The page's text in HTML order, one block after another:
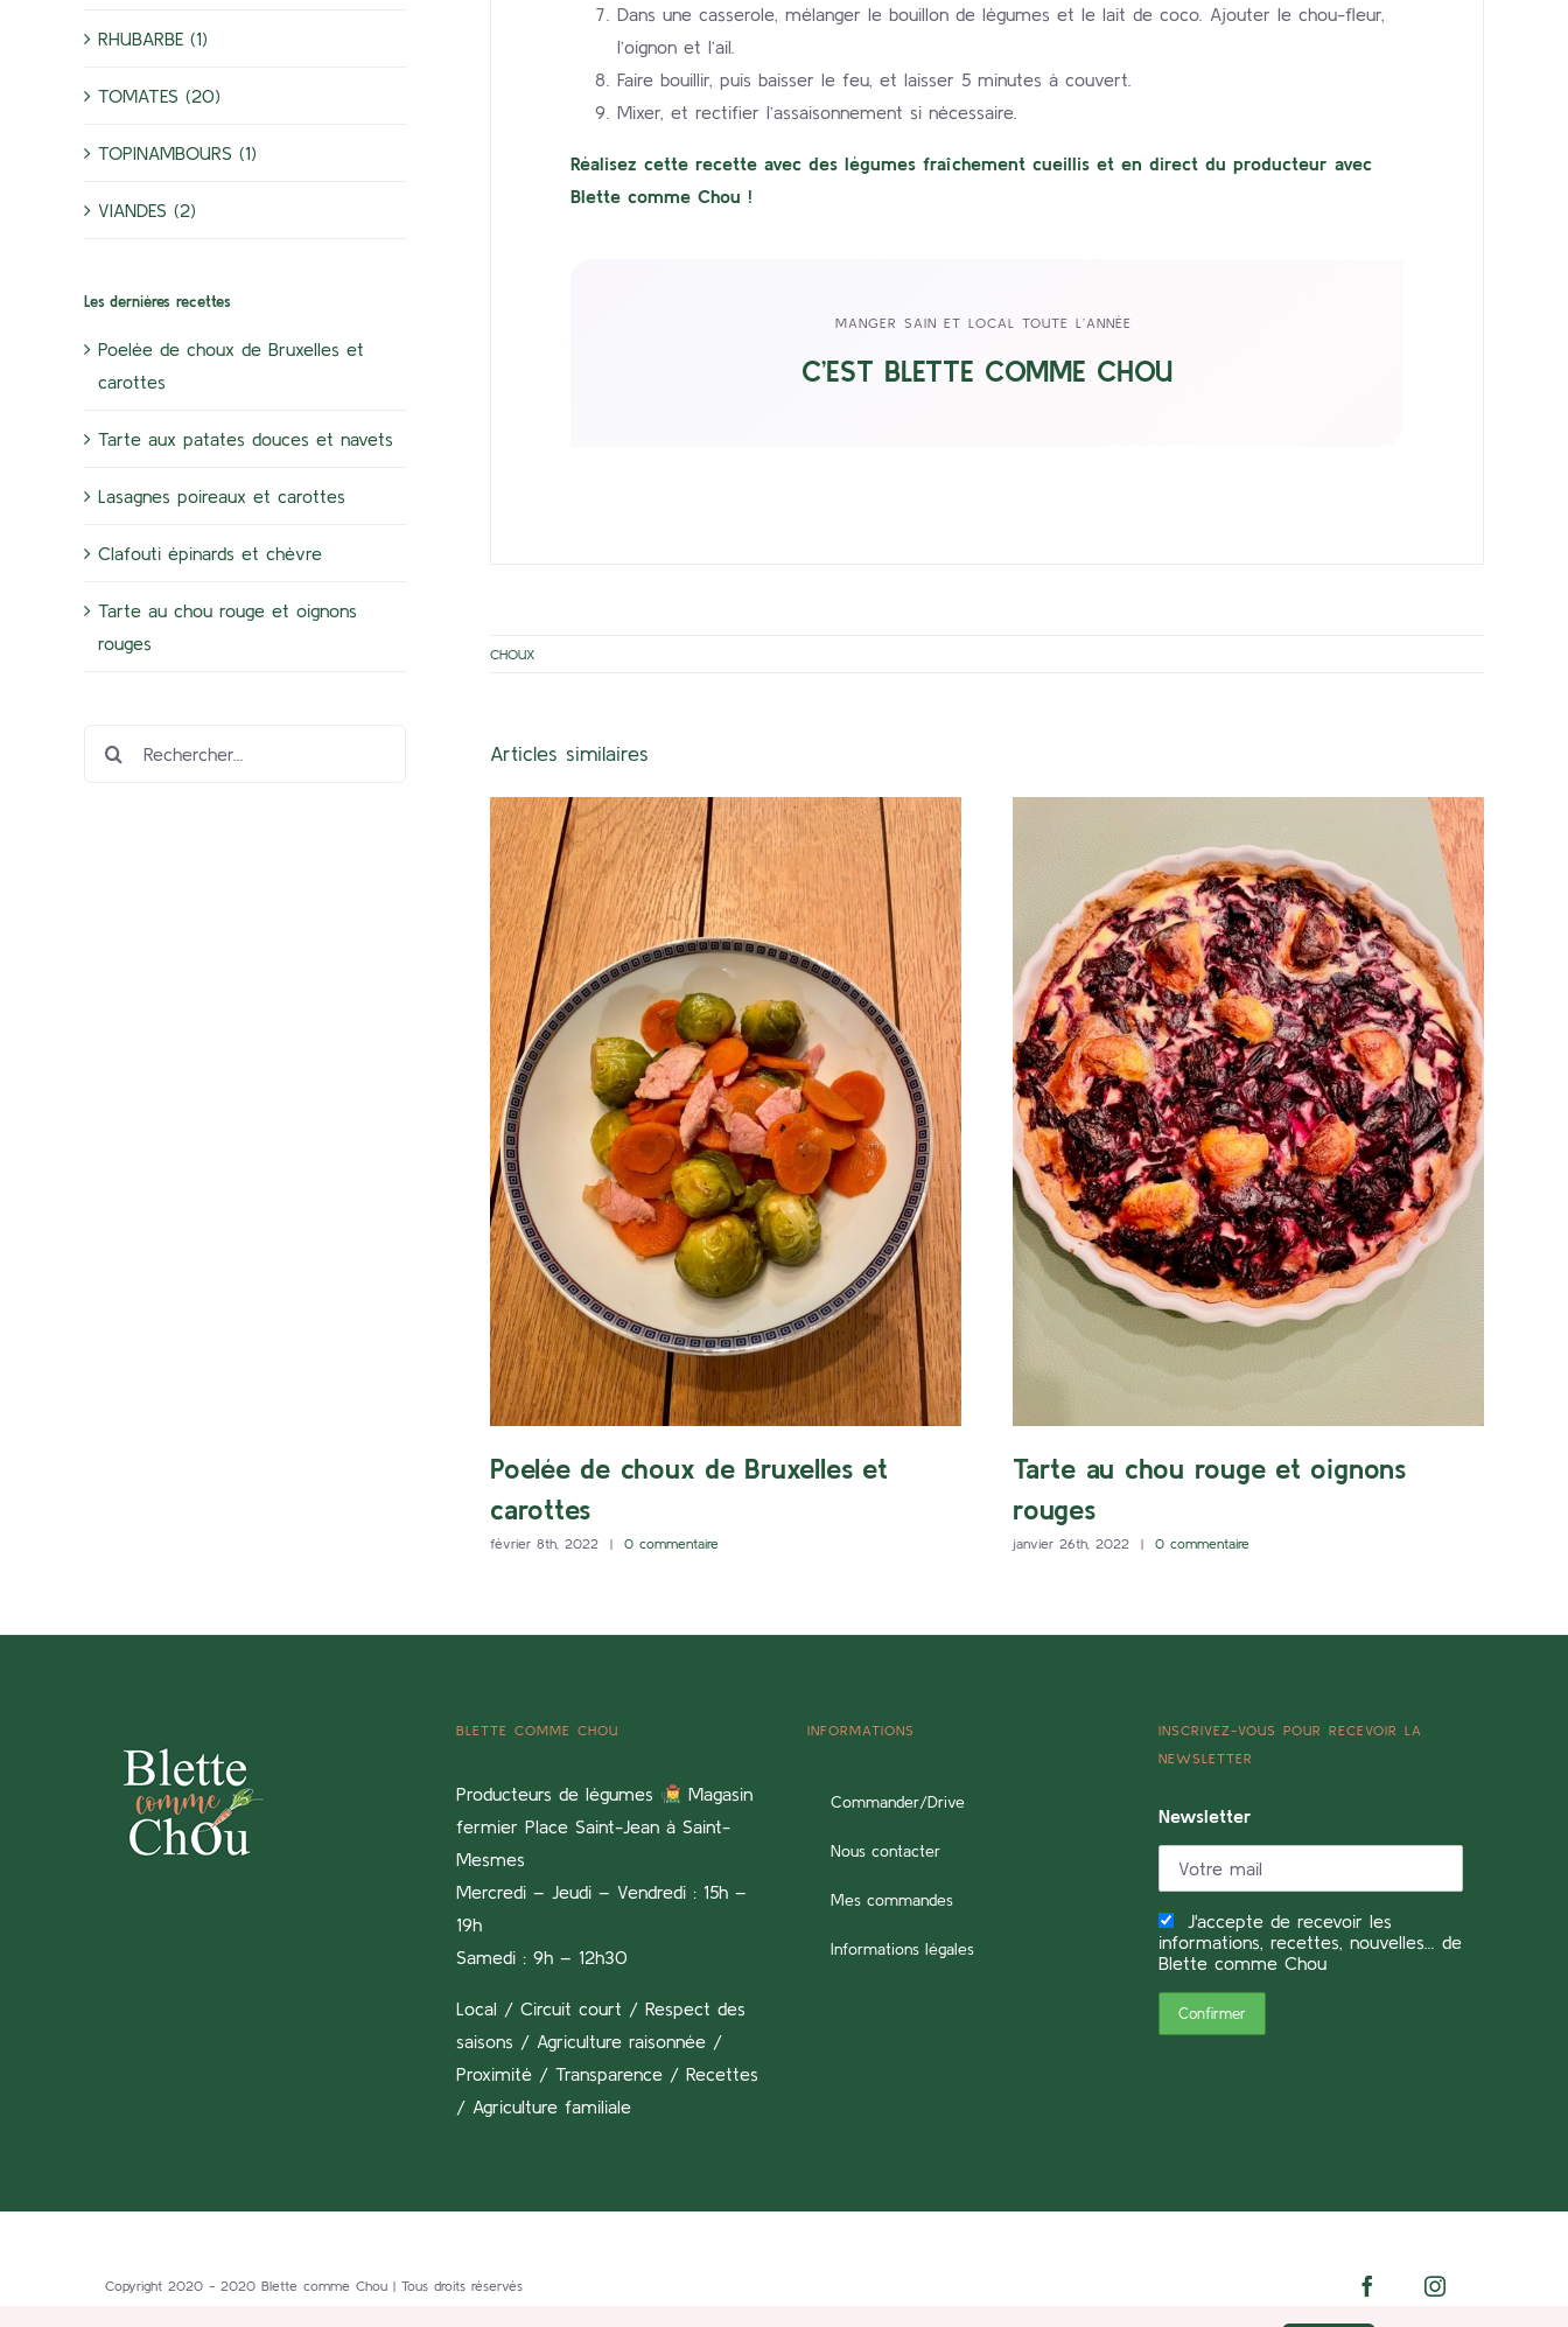
Dans une casserole, mélanger le bouillon de légumes et le lait de coco. Ajouter le chou-fleur,
l’oignon et l’ail.
Faire bouillir, puis baisser le feu, et laisser 5 minutes à couvert.
Mixer, et rectifier l’assaisonnement si nécessaire.
Réalisez cette recette avec des légumes fraîchement cueillis et en direct du producteur avec
Blette comme Chou !
MANGER SAIN ET LOCAL TOUTE L’ANNÉE
C’EST BLETTE COMME CHOU
CHOUX
Articles similaires
Poelée de choux de Bruxelles et
carottes
février 8th, 2022 | 0 commentaire
Tarte au chou rouge et oignons
rouges
janvier 26th, 2022 | 0 commentaire
RHUBARBE (1)
TOMATES (20)
TOPINAMBOURS (1)
VIANDES (2)
Les dernières recettes
Poelée de choux de Bruxelles et
carottes
Tarte aux patates douces et navets
Lasagnes poireaux et carottes
Clafouti épinards et chèvre
Tarte au chou rouge et oignons
rouges
BLETTE COMME CHOU
Producteurs de légumes
Magasin
fermier Place Saint-Jean à Saint-
Mesmes
Mercredi – Jeudi – Vendredi : 15h –
19h
Samedi : 9h – 12h30
Local / Circuit court / Respect des
saisons / Agriculture raisonnée /
Proximité / Transparence / Recettes
/ Agriculture familiale
INFORMATIONS
Commander/Drive
Nous contacter
Mes commandes
Informations légales
INSCRIVEZ-VOUS POUR RECEVOIR LA
NEWSLETTER
Newsletter
J'accepte de recevoir les
informations, recettes, nouvelles... de
Blette comme Chou
Copyright 2020 - 2020 Blette comme Chou | Tous droits réservés FacebookInstagram